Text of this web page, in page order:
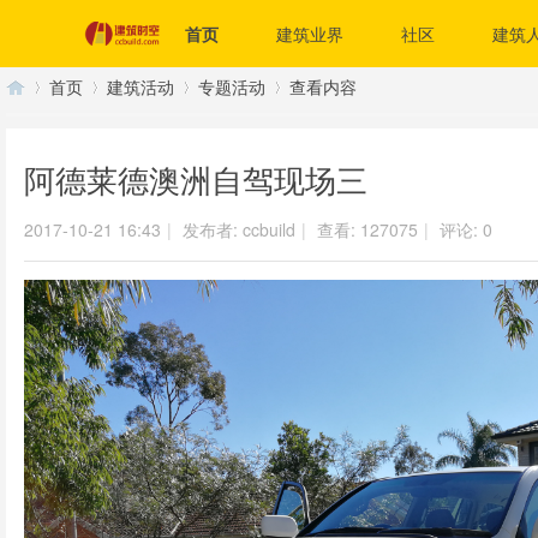
首页 建筑业界 社区 建筑
›
首页
›
建筑活动
›
专题活动
›
查看内容
阿德莱德澳洲自驾现场三
2017-10-21 16:43 | 发布者: ccbuild | 查看: 127075 | 评论: 0